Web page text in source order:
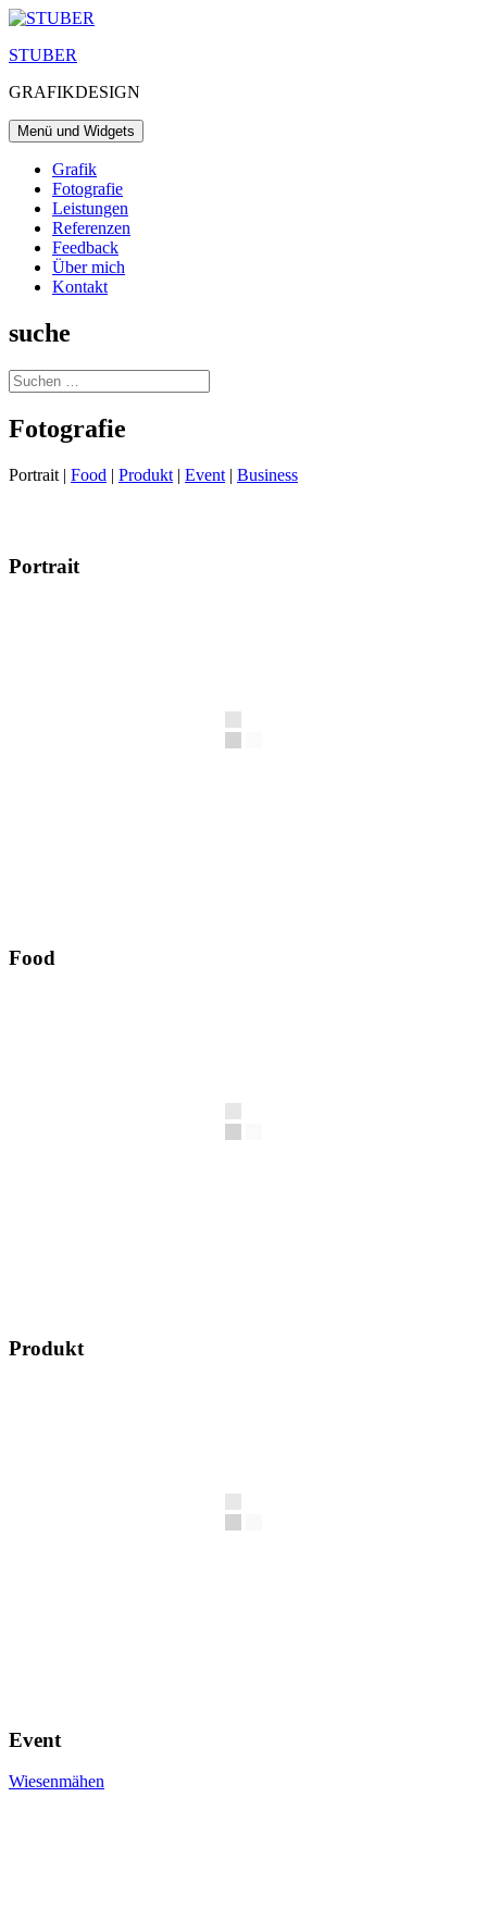
Zum
springen
STUBER
GRAFIKDESIGN
Menü und Widgets
Grafik
Fotografie
Leistungen
Referenzen
Feedback
Über mich
Kontakt
suche
Suchen
nach:
Fotografie
Portrait | Food | Produkt | Event | Business
Portrait
Food
Produkt
Event
Wiesenmähen